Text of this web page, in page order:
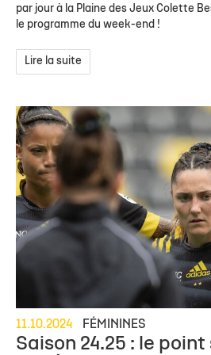
par jour à la Plaine des Jeux Colette
le programme du week-end !
Lire la suite
11.10.2024 FÉMININES
Saison 24.25 : le